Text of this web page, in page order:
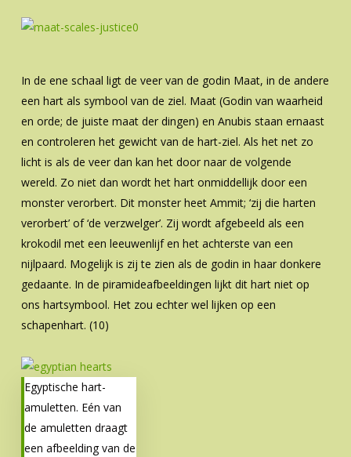
In de ene schaal ligt de veer van de godin Maat, in de andere
een hart als symbool van de ziel. Maat (Godin van waarheid
en orde; de juiste maat der dingen) en Anubis staan ernaast
en controleren het gewicht van de hart-ziel. Als het net zo
licht is als de veer dan kan het door naar de volgende
wereld. Zo niet dan wordt het hart onmiddellijk door een
monster verorbert. Dit monster heet Ammit; ‘zij die harten
verorbert’ of ‘de verzwelger’. Zij wordt afgebeeld als een
krokodil met een leeuwenlijf en het achterste van een
nijlpaard. Mogelijk is zij te zien als de godin in haar donkere
gedaante. In de piramideafbeeldingen lijkt dit hart niet op
ons hartsymbool. Het zou echter wel lijken op een
schapenhart. (10)
Egyptische hart-
amuletten. Eén van
de amuletten draagt
een afbeelding van de